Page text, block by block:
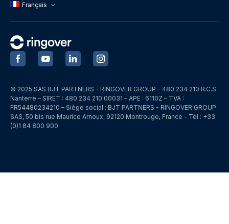
Français
© 2025 SAS BJT PARTNERS - RINGOVER GROUP - 480 234 210 R.C.S.
Nanterre – SIRET : 480 234 210 00031 – APE : 6110Z – TVA :
FR54480234210 – Siège social : BJT PARTNERS - RINGOVER GROUP
SAS, 50 bis rue Maurice Arnoux, 92120 Montrouge, France - Tél : +33
(0)1 84 800 900